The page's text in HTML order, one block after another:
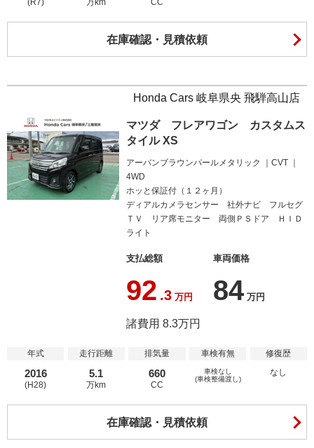
(R7) 万km CC
在庫確認・見積依頼
Honda Cars 岐阜県央 飛騨高山店
マツダ フレアワゴン カスタムス
タイル XS
アーバンブラウンパールメタリック
CVT
4WD
ホッと保証付（１２ヶ月）
ディアルカメラセンサー 社外ナビ フルセグ
ＴＶ リア席モニター 両側ＰＳドア ＨＩＤ
ライト
支払総額
92 .3 万円
車両価格
84 万円
諸費用 8.3万円
年式
2016
(H28)
走行距離
5.1
万km
排気量
660
CC
車検有無
車検なし
(車検整備渡し)
修復歴
なし
在庫確認・見積依頼